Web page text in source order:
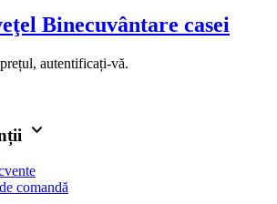
Binecuvântare casei
autentificați-vă.
keyboard_arrow_down
comandă